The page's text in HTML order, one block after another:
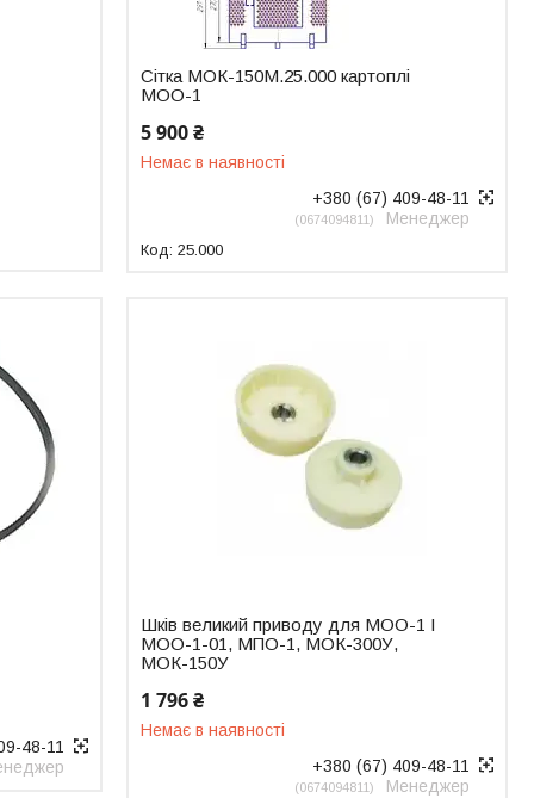
Сітка МОК-150М.25.000 картоплі
МОО-1
5 900 ₴
Немає в наявності
+380 (67) 409-48-11
0674094811 Менеджер
25.000
48-11
Шків великий приводу для МОО-1 І
МОО-1-01, МПО-1, МОК-300У,
МОК-150У
1 796 ₴
Немає в наявності
+380 (67) 409-48-11
0674094811 Менеджер